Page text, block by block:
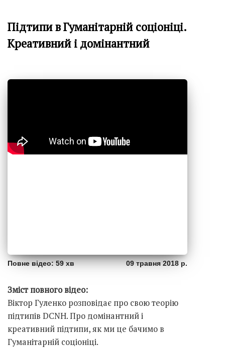
Підтипи в Гуманітарній соціоніці.
Креативний і домінантний
Повне відео: 59 хв 09 травня 2018 р.
Зміст повного відео:
Віктор Гуленко розповідає про свою теорію
підтипів DCNH. Про домінантний і
креативний підтипи, як ми це бачимо в
Гуманітарній соціоніці.